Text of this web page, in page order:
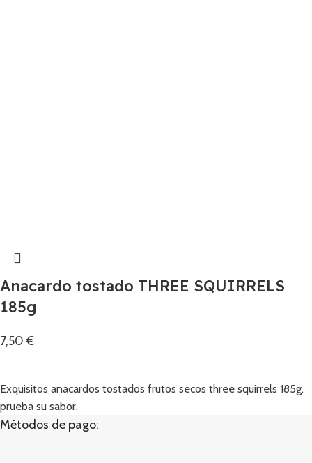
Anacardo tostado THREE SQUIRRELS
185g
7,50€
Exquisitos anacardos tostados frutos secos three squirrels 185g.
prueba su sabor.
Métodos de pago: